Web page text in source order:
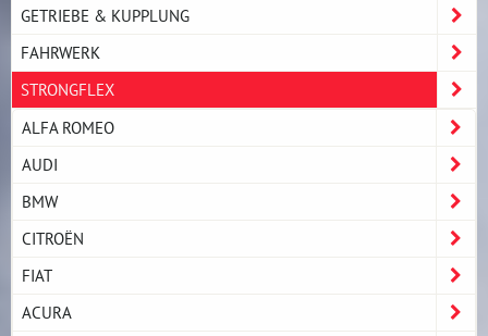
GETRIEBE & KUPPLUNG
FAHRWERK
STRONGFLEX
ALFA ROMEO
AUDI
BMW
CITROËN
FIAT
ACURA